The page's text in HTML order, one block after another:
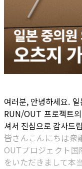
여러분, 안녕하세요.
RUN/OUT 프로젝트
셔서 진심으로 감사드
皆さんこんにちは衆
OUTプロジェクト国
をいただきまして本